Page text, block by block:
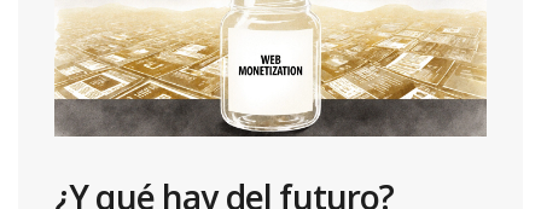
¿Y qué hay del futuro?